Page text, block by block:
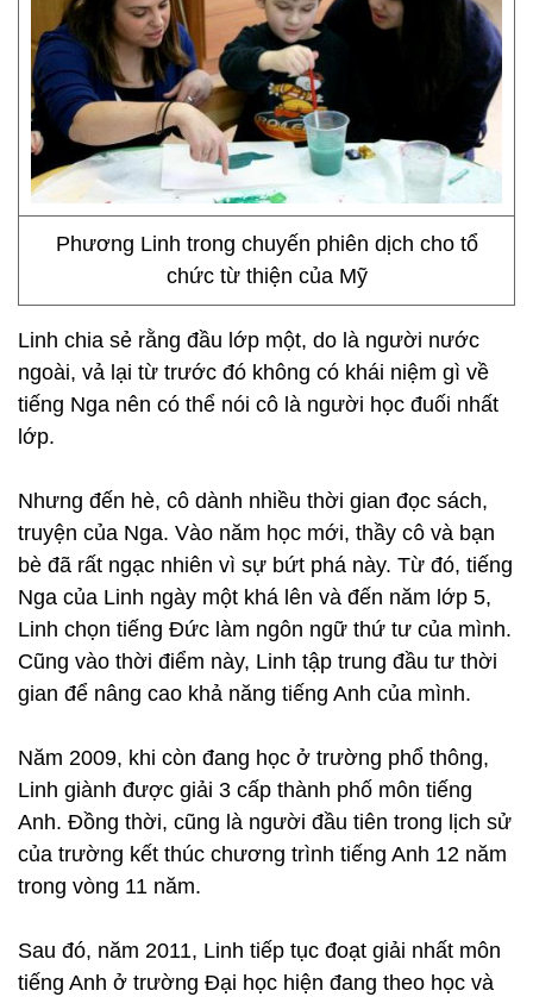
Phương Linh trong chuyến phiên dịch cho tổ
chức từ thiện của Mỹ
Linh chia sẻ rằng đầu lớp một, do là người nước
ngoài, vả lại từ trước đó không có khái niệm gì về
tiếng Nga nên có thể nói cô là người học đuối nhất
lớp.
Nhưng đến hè, cô dành nhiều thời gian đọc sách,
truyện của Nga. Vào năm học mới, thầy cô và bạn
bè đã rất ngạc nhiên vì sự bứt phá này. Từ đó, tiếng
Nga của Linh ngày một khá lên và đến năm lớp 5,
Linh chọn tiếng Đức làm ngôn ngữ thứ tư của mình.
Cũng vào thời điểm này, Linh tập trung đầu tư thời
gian để nâng cao khả năng tiếng Anh của mình.
Năm 2009, khi còn đang học ở trường phổ thông,
Linh giành được giải 3 cấp thành phố môn tiếng
Anh. Đồng thời, cũng là người đầu tiên trong lịch sử
của trường kết thúc chương trình tiếng Anh 12 năm
trong vòng 11 năm.
Sau đó, năm 2011, Linh tiếp tục đoạt giải nhất môn
tiếng Anh ở trường Đại học hiện đang theo học và